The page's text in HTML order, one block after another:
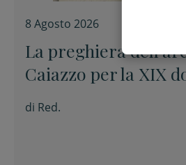
8 Agosto 2026
La preghiera
Caiazzo per la XIX
Tempo ordinario
di Red.